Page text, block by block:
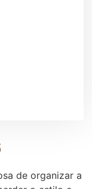
de organizar a